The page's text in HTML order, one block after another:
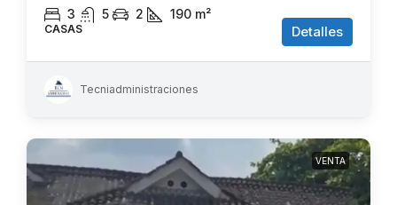
3 5 2 190 m²
CASAS Detalles
Tecniadministraciones
VENTA